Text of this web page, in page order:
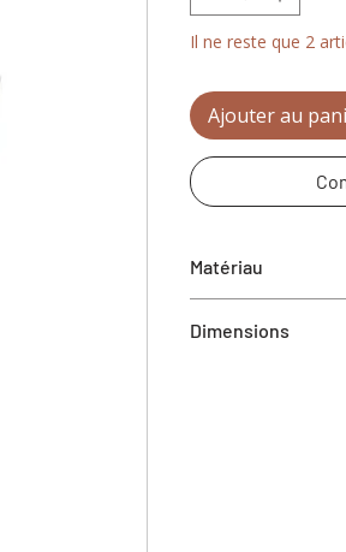
Il ne reste que 2
Ajouter au
Matériau
Dimensions